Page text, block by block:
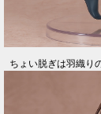
ちょい脱ぎは羽織り